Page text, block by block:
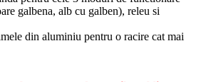
galbena, alb cu galben), releu si
din aluminiu pentru o racire cat mai